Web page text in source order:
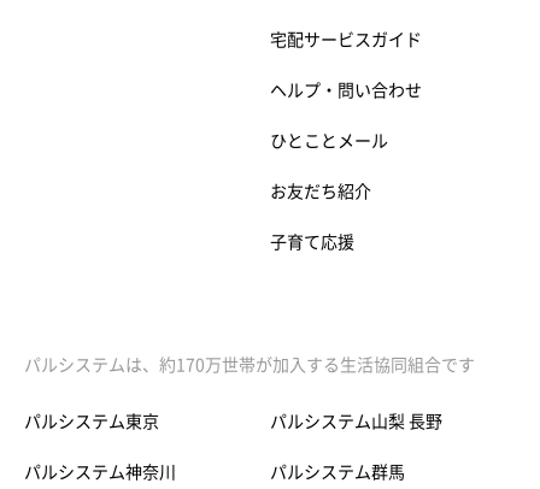
宅配サービスガイド
ヘルプ・問い合わせ
ひとことメール
お友だち紹介
子育て応援
パルシステムは、約170万世帯が加入する生活協同組合です
パルシステム東京
パルシステム神奈川
パルシステム山梨 長野
パルシステム群馬